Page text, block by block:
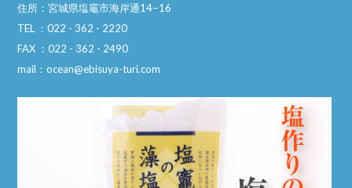
住所：宮城県塩竈市海岸通14−16
TEL ：022 - 362 - 2220
FAX ：022 - 362 - 2490
mail：ocean@ebisuya-turi.com